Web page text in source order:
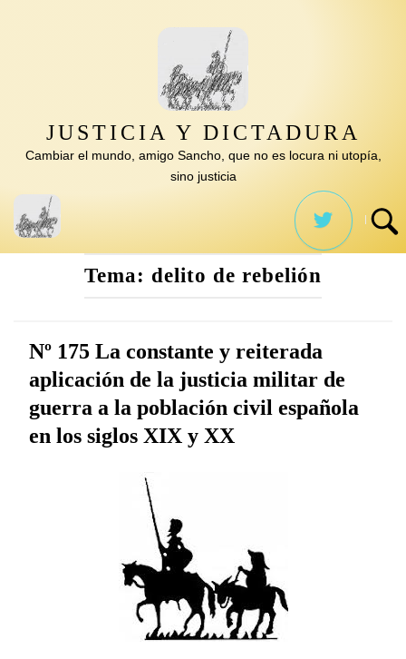
JUSTICIA Y DICTADURA
Cambiar el mundo, amigo Sancho, que no es locura ni utopía,
sino justicia
Tema: delito de rebelión
Nº 175 La constante y reiterada
aplicación de la justicia militar de
guerra a la población civil española
en los siglos XIX y XX